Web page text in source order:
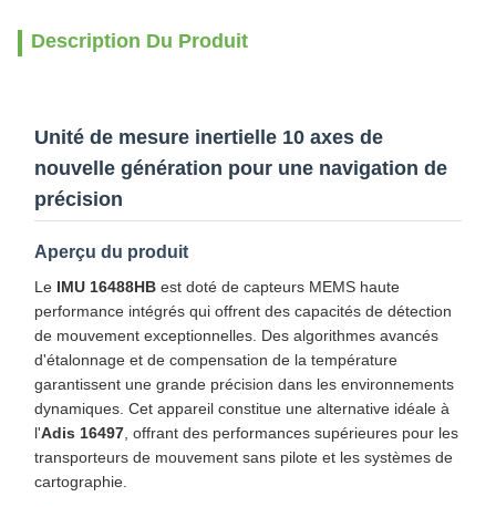
Description Du Produit
Unité de mesure inertielle 10 axes de
nouvelle génération pour une navigation de
précision
Aperçu du produit
Le IMU 16488HB est doté de capteurs MEMS haute
performance intégrés qui offrent des capacités de détection
de mouvement exceptionnelles. Des algorithmes avancés
d'étalonnage et de compensation de la température
garantissent une grande précision dans les environnements
dynamiques. Cet appareil constitue une alternative idéale à
l'Adis 16497 , offrant des performances supérieures pour les
transporteurs de mouvement sans pilote et les systèmes de
cartographie.